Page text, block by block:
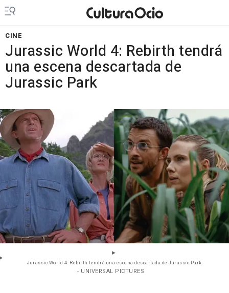
CINE
Jurassic World 4: Rebirth tendrá
una escena descartada de
Jurassic Park
Jurassic World 4: Rebirth tendrá una escena descartada de Jurassic Park
- UNIVERSAL PICTURES